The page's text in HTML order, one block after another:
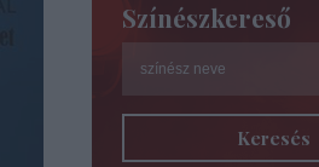
Színészkereső
Keresés